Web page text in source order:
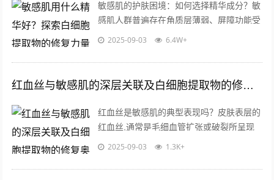
敏感肌的护肤困境：如何选择精华成分？敏
感肌人群普遍存在角质层薄弱、屏障功能受
损、易受外界刺激的问题，这类肌肤对护肤
2025-09-03 6.4W+
红血丝与敏感肌的深层关联及白细胞提取物的修复奥秘
红血丝是敏感肌的典型表现吗？皮肤表层的
红血丝,通常是毛细血管扩张或破裂所呈现
的视觉现象，许多消费者发现面部泛红时，
2025-09-03 1.3K+